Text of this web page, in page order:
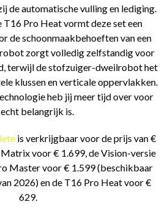
de automatische vulling en lediging.
T16 Pro Heat vormt deze set een
de schoonmaakbehoeften van een
zorgt volledig zelfstandig voor
terwijl de stofzuiger-dweilrobot het
klussen en verticale oppervlakken.
heb jij meer tijd over voor
belangrijk is.
is verkrijgbaar voor de prijs van €
voor € 1.699, de Vision-versie
Master voor € 1.599 (beschikbaar
2026) en de T16 Pro Heat voor €
629.